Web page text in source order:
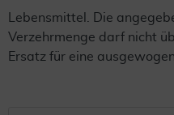
Lebensmittel. Die
Verzehrmenge darf nicht
Ersatz für eine